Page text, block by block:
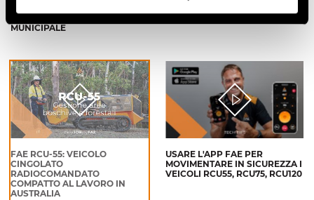
FORESTALE, AGRICOLO E
MUNICIPALE
APPENDICE!
FAE RCU-55: VEICOLO
CINGOLATO
RADIOCOMANDATO
COMPATTO AL LAVORO IN
AUSTRALIA
USARE L'APP FAE PER
MOVIMENTARE IN SICUREZZA I
VEICOLI RCU55, RCU75, RCU120